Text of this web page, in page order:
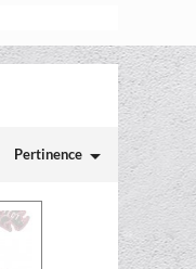
Pertinence 